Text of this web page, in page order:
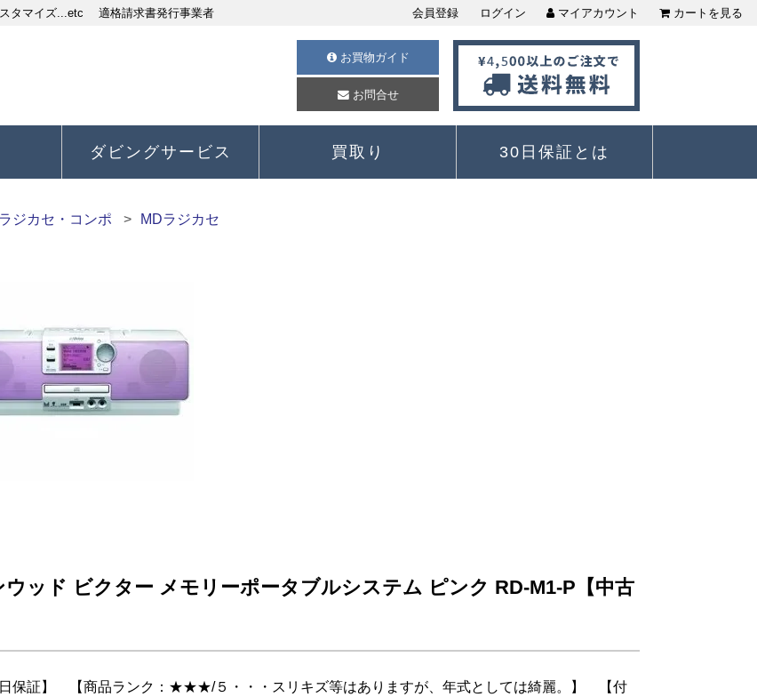
タマイズ...etc 適格請求書発行事業者 会員登録 ログイン マイアカウント カートを見る
お買物ガイド
お問合せ
ダビングサービス 買取り 30日保証とは
ラジカセ・コンポ MDラジカセ
ッド ビクター メモリーポータブルシステム ピンク RD-M1-P【中古
日保証】 【商品ランク：★★★/５・・・スリキズ等はありますが、年式としては綺麗。】 【付